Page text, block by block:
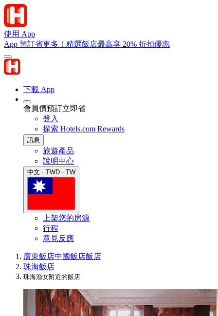
使用 App
App 預訂省更多！精選飯店最高享 20% 折扣優惠
下載 App
會員價預訂立即省
登入
探索 Hotels.com Rewards
訊息
旅遊產品
說明中心
中文 · TWD · TW
上架您的房源
行程
意見反應
廣東飯店中國飯店飯店
珠海飯店
珠海漁女附近的飯店